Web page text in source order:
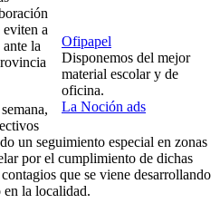
Ofipapel
Disponemos del mejor
material escolar y de
oficina.
La Noción ads
a
la
un seguimiento especial en zonas
por el cumplimiento de dichas
que se viene desarrollando
la localidad.